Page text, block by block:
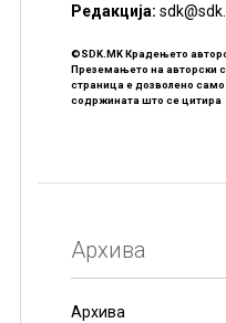
Редакцијa:
©SDK.MK Крадењето
Преземањето на авторски
страница е дозволено
содржината што се цитира
Архива
Архива